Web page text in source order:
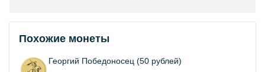
Похожие монеты
Георгий Победоносец (50 рублей)